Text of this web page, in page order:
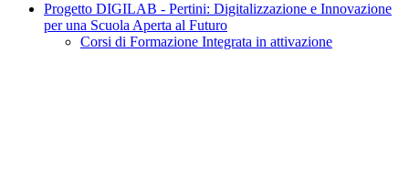
Progetto DIGILAB - Pertini: Digitalizzazione e Innovazione
per una Scuola Aperta al Futuro
Corsi di Formazione Integrata in attivazione